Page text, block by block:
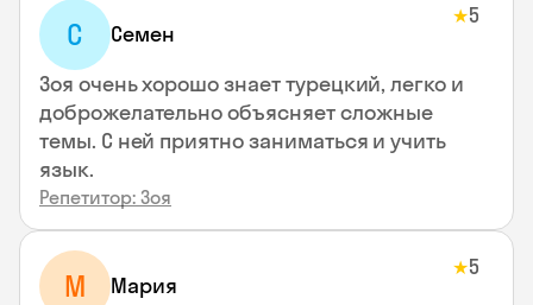
С Семен
★5
Зоя очень хорошо знает турецкий, легко и
доброжелательно объясняет сложные
темы. С ней приятно заниматься и учить
язык.
Репетитор: Зоя
М Мария
★5